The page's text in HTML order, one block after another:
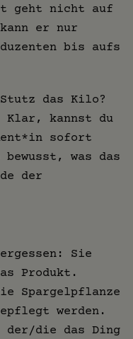
geht nicht auf
er nur
bis aufs
das Kilo?
Klar, kannst du
sofort
was das
der
Sie
Produkt.
Spargelpflanze
werden.
der/die das Ding